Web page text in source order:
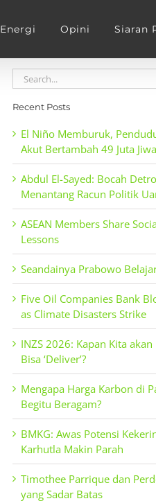
Energi Opini Siaran
Search
for:
Recent Posts
El Niño Memburuk,
Akut Bertambah 49 Juta Jiwa
Abdul El-Sayed: Bocah
Menantang Racun Politik
ASEAN Members Share
Lessons
Seandainya Prabowo
Five Oil Companies Bank
as Climate Disasters Strike
INZS 2026: Kapan Kita
Bisa ‘Deliver’?
Mengapa Harga Karbon di
Begitu Beragam?
BMKG: Awas Potensi
Karhutla Makin Parah
Timothee Parrique dan
yang Sadar Batas